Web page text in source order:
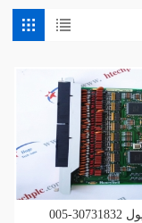
هانیول 30731832-005